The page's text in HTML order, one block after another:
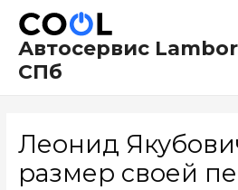
содержимому
Автосервис
СПб
Леонид
размер своей
по
записям